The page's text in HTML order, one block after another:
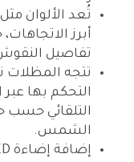
تُعد الألوان
أبرز
تفاصيل
تتجه المظلات
التحكم بها عبر
التلقائي
الشمس.